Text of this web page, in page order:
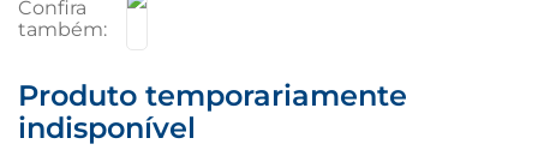
Produto temporariamente
indisponível